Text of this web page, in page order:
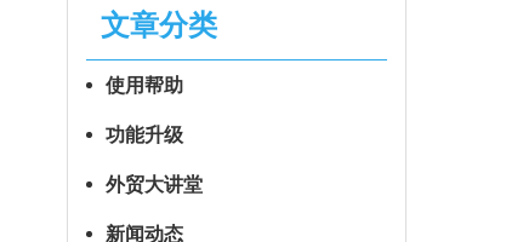
文章分类
使用帮助
功能升级
外贸大讲堂
新闻动态